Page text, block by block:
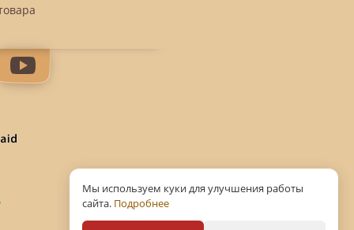
Мы используем куки для улучшения работы
сайта. Подробнее